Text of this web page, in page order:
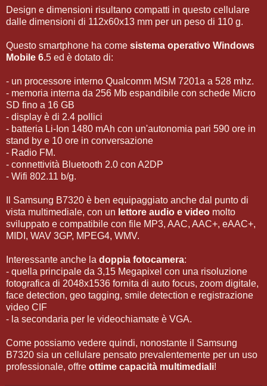
Design e dimensioni risultano compatti in questo cellulare
dalle dimensioni di 112x60x13 mm per un peso di 110 g.
Questo smartphone ha come sistema operativo Windows
Mobile 6.5 ed è dotato di:
- un processore interno Qualcomm MSM 7201a a 528 mhz.
- memoria interna da 256 Mb espandibile con schede Micro
SD fino a 16 GB
- display è di 2.4 pollici
- batteria Li-Ion 1480 mAh con un'autonomia pari 590 ore in
stand by e 10 ore in conversazione
- Radio FM.
- connettività Bluetooth 2.0 con A2DP
- Wifi 802.11 b/g.
Il Samsung B7320 è ben equipaggiato anche dal punto di
vista multimediale, con un lettore audio e video molto
sviluppato e compatibile con file MP3, AAC, AAC+, eAAC+,
MIDI, WAV 3GP, MPEG4, WMV.
Interessante anche la doppia fotocamera:
- quella principale da 3,15 Megapixel con una risoluzione
fotografica di 2048x1536 fornita di auto focus, zoom digitale,
face detection, geo tagging, smile detection e registrazione
video CIF
- la secondaria per le videochiamate è VGA.
Come possiamo vedere quindi, nonostante il Samsung
B7320 sia un cellulare pensato prevalentemente per un uso
professionale, offre ottime capacità multimediali!